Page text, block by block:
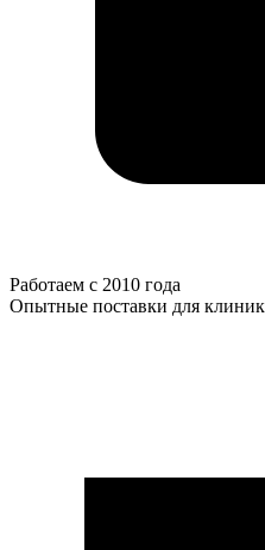
Работаем с 2010 года
Опытные поставки для